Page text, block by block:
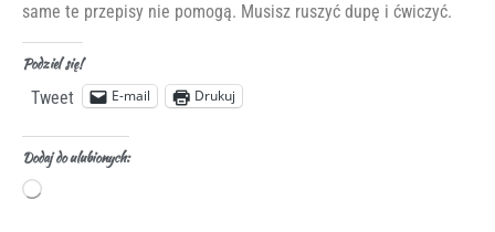
same te przepisy nie pomogą. Musisz ruszyć dupę i ćwiczyć.
Podziel się!
Tweet E-mail Drukuj
Dodaj do ulubionych: